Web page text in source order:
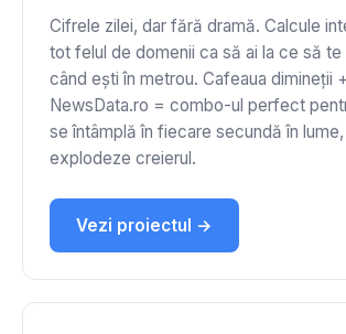
Cifrele zilei, dar fără dramă. Calcule
tot felul de domenii ca să ai la ce să te
când ești în metrou. Cafeaua dimineții +
NewsData.ro = combo-ul perfect
se întâmplă în fiecare secundă în
explodeze creierul.
Vezi proiectul →